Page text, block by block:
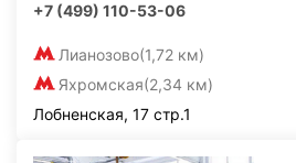
+7 (499) 110-53-06
Лианозово(1,72 км)
Яхромская(2,34 км)
Лобненская, 17 стр.1